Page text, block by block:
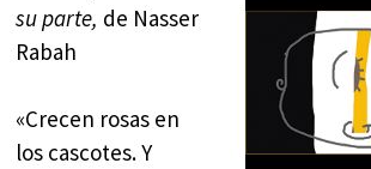
su parte, de Nasser
Rabah
«Crecen rosas en
los cascotes. Y